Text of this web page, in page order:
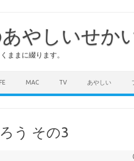
やしいせか
ままに綴ります。
MAC TV あやしい
う その3